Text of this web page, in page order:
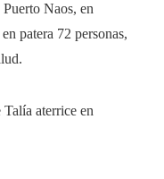
Naos, en
patera 72 personas,
Talía aterrice en